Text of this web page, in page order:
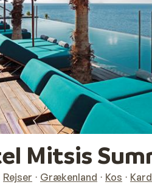
Mitsis
Rejser Grækenland Kos